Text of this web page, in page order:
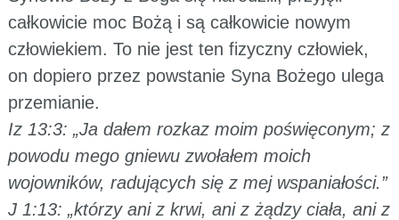
całkowicie moc Bożą i są całkowicie nowym
człowiekiem. To nie jest ten fizyczny człowiek,
on dopiero przez powstanie Syna Bożego ulega
przemianie.
Iz 13:3: „Ja dałem rozkaz moim poświęconym; z
powodu mego gniewu zwołałem moich
wojowników, radujących się z mej wspaniałości.”
J 1:13: „którzy ani z krwi, ani z żądzy ciała, ani z